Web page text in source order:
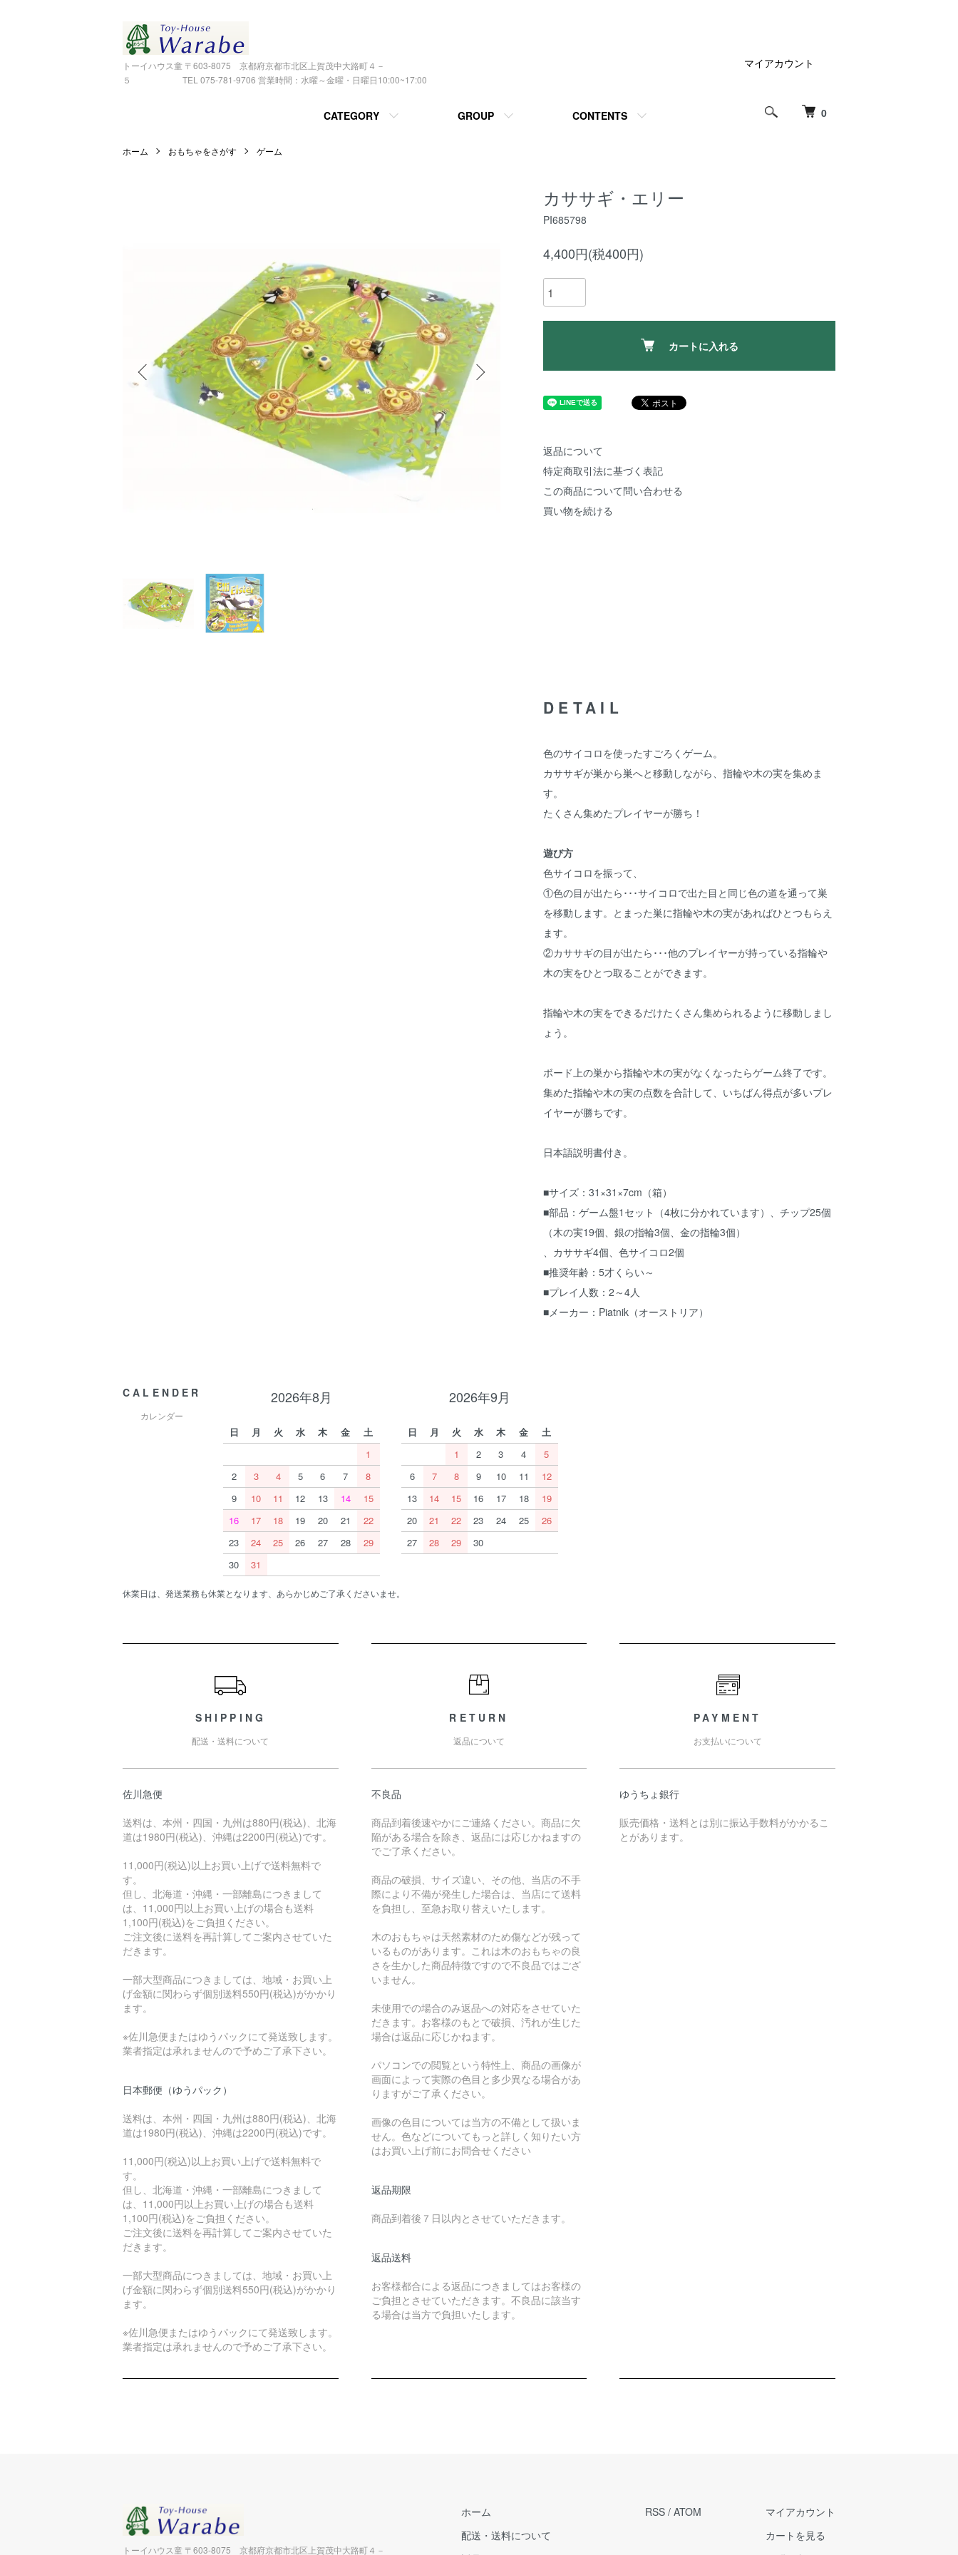
トーイハウス童 〒603-8075 京都府京都市北区上賀茂中大路町４－
５ TEL 075-781-9706 営業時間：水曜～金曜・日曜日10:00~17:00
0
CATEGORY GROUP CONTENTS
マイアカウント
ホーム おもちゃをさがす ゲーム
カササギ・エリー
PI685798
4,400円(税400円)
カートに入れる
返品について
特定商取引法に基づく表記
この商品について問い合わせる
買い物を続ける
DETAIL
色のサイコロを使ったすごろくゲーム。
カササギが巣から巣へと移動しながら、指輪や木の実を集めま
す。
たくさん集めたプレイヤーが勝ち！
遊び方
色サイコロを振って、
①色の目が出たら･･･サイコロで出た目と同じ色の道を通って巣
を移動します。とまった巣に指輪や木の実があればひとつもらえ
ます。
②カササギの目が出たら･･･他のプレイヤーが持っている指輪や
木の実をひとつ取ることができます。
指輪や木の実をできるだけたくさん集められるように移動しまし
ょう。
ボード上の巣から指輪や木の実がなくなったらゲーム終了です。
集めた指輪や木の実の点数を合計して、いちばん得点が多いプレ
イヤーが勝ちです。
日本語説明書付き。
■サイズ：31×31×7cm（箱）
■部品：ゲーム盤1セット（4枚に分かれています）、チップ25個
（木の実19個、銀の指輪3個、金の指輪3個）
、カササギ4個、色サイコロ2個
■推奨年齢：5才くらい～
■プレイ人数：2～4人
■メーカー：Piatnik（オーストリア）
CALENDER
カレンダー
2026年8月
日 月 火 水 木 金
土
1
2
3 4 5 6 7
8
9
10 11 12 13 14
15
16
17 18 19 20 21
22
23
24 25 26 27 28
29
30
31
2026年9月
日 月 火 水 木 金
土
1
2 3 4
5
6
7 8 9 10 11
12
13
14 15 16 17 18
19
20
21 22 23 24 25
26
27
28 29 30
休業日は、発送業務も休業となります、あらかじめご了承くださいませ。
SHIPPING
配送・送料について
佐川急便
送料は、本州・四国・九州は880円(税込)、北海
道は1980円(税込)、沖縄は2200円(税込)です。
11,000円(税込)以上お買い上げで送料無料で
す。
但し、北海道・沖縄・一部離島につきまして
は、11,000円以上お買い上げの場合も送料
1,100円(税込)をご負担ください。
ご注文後に送料を再計算してご案内させていた
だきます。
一部大型商品につきましては、地域・お買い上
げ金額に関わらず個別送料550円(税込)がかかり
ます。
※佐川急便またはゆうパックにて発送致します。
業者指定は承れませんので予めご了承下さい。
日本郵便（ゆうパック）
送料は、本州・四国・九州は880円(税込)、北海
道は1980円(税込)、沖縄は2200円(税込)です。
11,000円(税込)以上お買い上げで送料無料で
す。
但し、北海道・沖縄・一部離島につきまして
は、11,000円以上お買い上げの場合も送料
1,100円(税込)をご負担ください。
ご注文後に送料を再計算してご案内させていた
だきます。
一部大型商品につきましては、地域・お買い上
げ金額に関わらず個別送料550円(税込)がかかり
ます。
※佐川急便またはゆうパックにて発送致します。
業者指定は承れませんので予めご了承下さい。
RETURN
返品について
不良品
商品到着後速やかにご連絡ください。商品に欠
陥がある場合を除き、返品には応じかねますの
でご了承ください。
商品の破損、サイズ違い、その他、当店の不手
際により不備が発生した場合は、当店にて送料
を負担し、至急お取り替えいたします。
木のおもちゃは天然素材のため傷などが残って
いるものがあります。これは木のおもちゃの良
さを生かした商品特徴ですので不良品ではござ
いません。
未使用での場合のみ返品への対応をさせていた
だきます。お客様のもとで破損、汚れが生じた
場合は返品に応じかねます。
パソコンでの閲覧という特性上、商品の画像が
画面によって実際の色目と多少異なる場合があ
りますがご了承ください。
画像の色目については当方の不備として扱いま
せん。色などについてもっと詳しく知りたい方
はお買い上げ前にお問合せください
返品期限
商品到着後７日以内とさせていただきます。
返品送料
お客様都合による返品につきましてはお客様の
ご負担とさせていただきます。不良品に該当す
る場合は当方で負担いたします。
PAYMENT
お支払いについて
ゆうちょ銀行
販売価格・送料とは別に振込手数料がかかるこ
とがあります。
トーイハウス童 〒603-8075 京都府京都市北区上賀茂中大路町４－
ホーム
配送・送料について
RSS / ATOM
マイアカウント
カートを見る